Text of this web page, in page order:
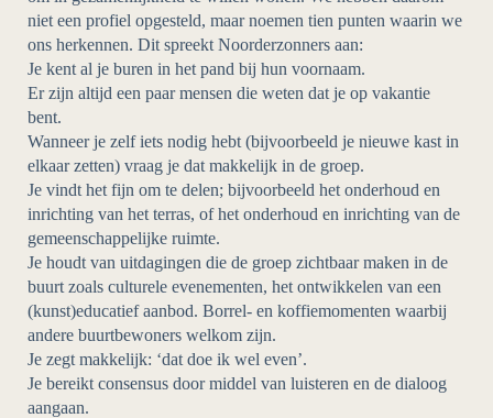
niet een profiel opgesteld, maar noemen tien punten waarin we
ons herkennen. Dit spreekt Noorderzonners aan:
Je kent al je buren in het pand bij hun voornaam.
Er zijn altijd een paar mensen die weten dat je op vakantie
bent.
Wanneer je zelf iets nodig hebt (bijvoorbeeld je nieuwe kast in
elkaar zetten) vraag je dat makkelijk in de groep.
Je vindt het fijn om te delen; bijvoorbeeld het onderhoud en
inrichting van het terras, of het onderhoud en inrichting van de
gemeenschappelijke ruimte.
Je houdt van uitdagingen die de groep zichtbaar maken in de
buurt zoals culturele evenementen, het ontwikkelen van een
(kunst)educatief aanbod. Borrel- en koffiemomenten waarbij
andere buurtbewoners welkom zijn.
Je zegt makkelijk: ‘dat doe ik wel even’.
Je bereikt consensus door middel van luisteren en de dialoog
aangaan.